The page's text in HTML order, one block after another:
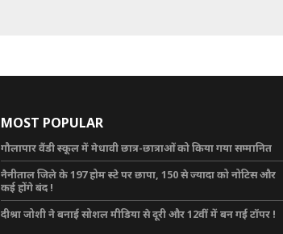
MOST POPULAR
गौलापार वैंडी स्कूल में मेधावी छात्र-छात्राओं को किया गया सम्मानित
नैनीताल जिले के 197 होम स्टे पर छापा, 150 से ज्यादा को नोटिस और
कई होंगे बंद !
दीश्रा जोशी ने बनाई सोशल मीडिया से दूरी और 12वीं में बन गई टॉपर !